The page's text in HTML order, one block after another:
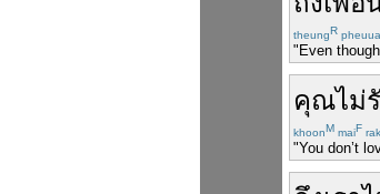
theungR
"Even
คุณไม่
khoonM maiF rak
"You don’t